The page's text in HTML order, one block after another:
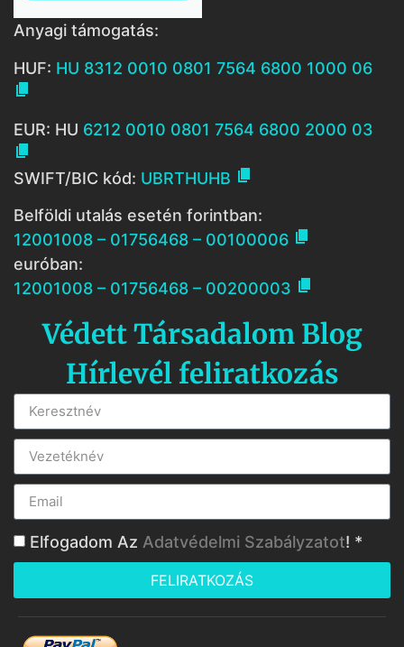
Anyagi támogatás:
HUF: HU 8312 0010 0801 7564 6800 1000 06

EUR: HU 6212 0010 0801 7564 6800 2000 03

SWIFT/BIC kód: UBRTHUHB 
Belföldi utalás esetén forintban:
12001008 – 01756468 – 00100006 
euróban:
12001008 – 01756468 – 00200003 
Védett Társadalom Blog
Hírlevél feliratkozás
Elfogadom Az Adatvédelmi Szabályzatot! *
FELIRATKOZÁS